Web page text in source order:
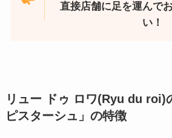
直接店舗に足を運んで
い！
リュー ドゥ ロワ(Ryu du roi)
ピスターシュ 」の特徴